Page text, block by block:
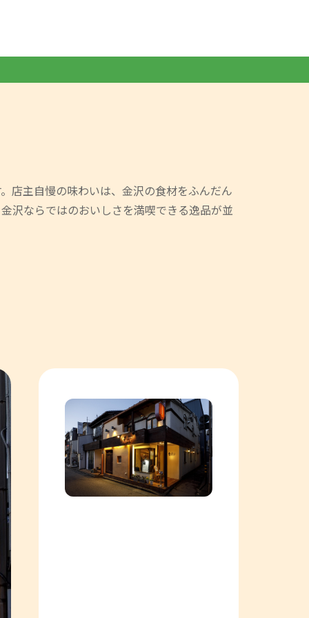
店主自慢の味わいは、金沢の食材をふんだん
沢ならではのおいしさを満喫できる逸品が並